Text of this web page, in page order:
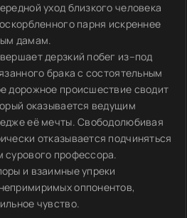
уход близкого человека
парня искреннее
дамам.
дерзкий побег из–под
брака с состоятельным
дорожное происшествие сводит
оказывается ведущим
её мечты. Свободолюбивая
отказывается подчиняться
сурового профессора.
и взаимные упреки
оппонентов,
чувство.